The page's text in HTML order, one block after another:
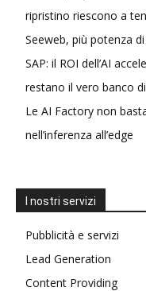
ripristino riescono a
Seeweb, più potenza
SAP: il ROI dell’AI
restano il vero banco
Le AI Factory non
nell’inferenza all’edge
I nostri servizi
Pubblicità e servizi
Lead Generation
Content Providing